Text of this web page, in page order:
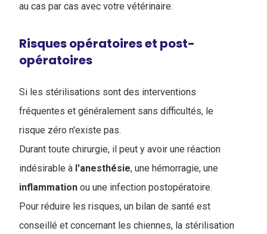
au cas par cas avec votre vétérinaire.
Risques opératoires et post-
opératoires
Si les stérilisations sont des interventions
fréquentes et généralement sans difficultés, le
risque zéro n'existe pas.
Durant toute chirurgie, il peut y avoir une réaction
indésirable à l'anesthésie, une hémorragie, une
inflammation ou une infection postopératoire.
Pour réduire les risques, un bilan de santé est
conseillé et concernant les chiennes, la stérilisation